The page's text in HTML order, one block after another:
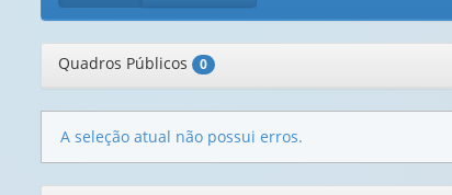
Quadros Públicos 0
A seleção atual não possui erros.